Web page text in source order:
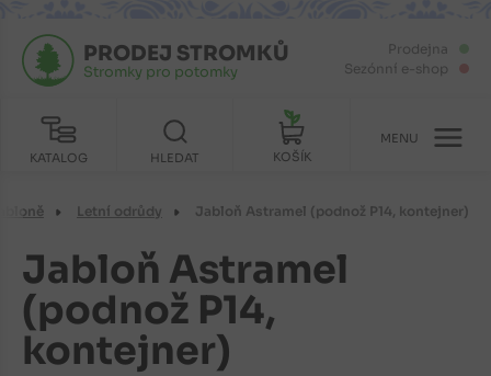
Prodejna
Sezónní e-shop
KATALOG
PRODEJ STROMKŮ
Stromky pro potomky
HLEDAT KOŠÍK
MENU
Letní odrůdy Jabloň Astramel (podnož P14, kontejner)
Jabloň Astramel
(podnož P14,
kontejner)